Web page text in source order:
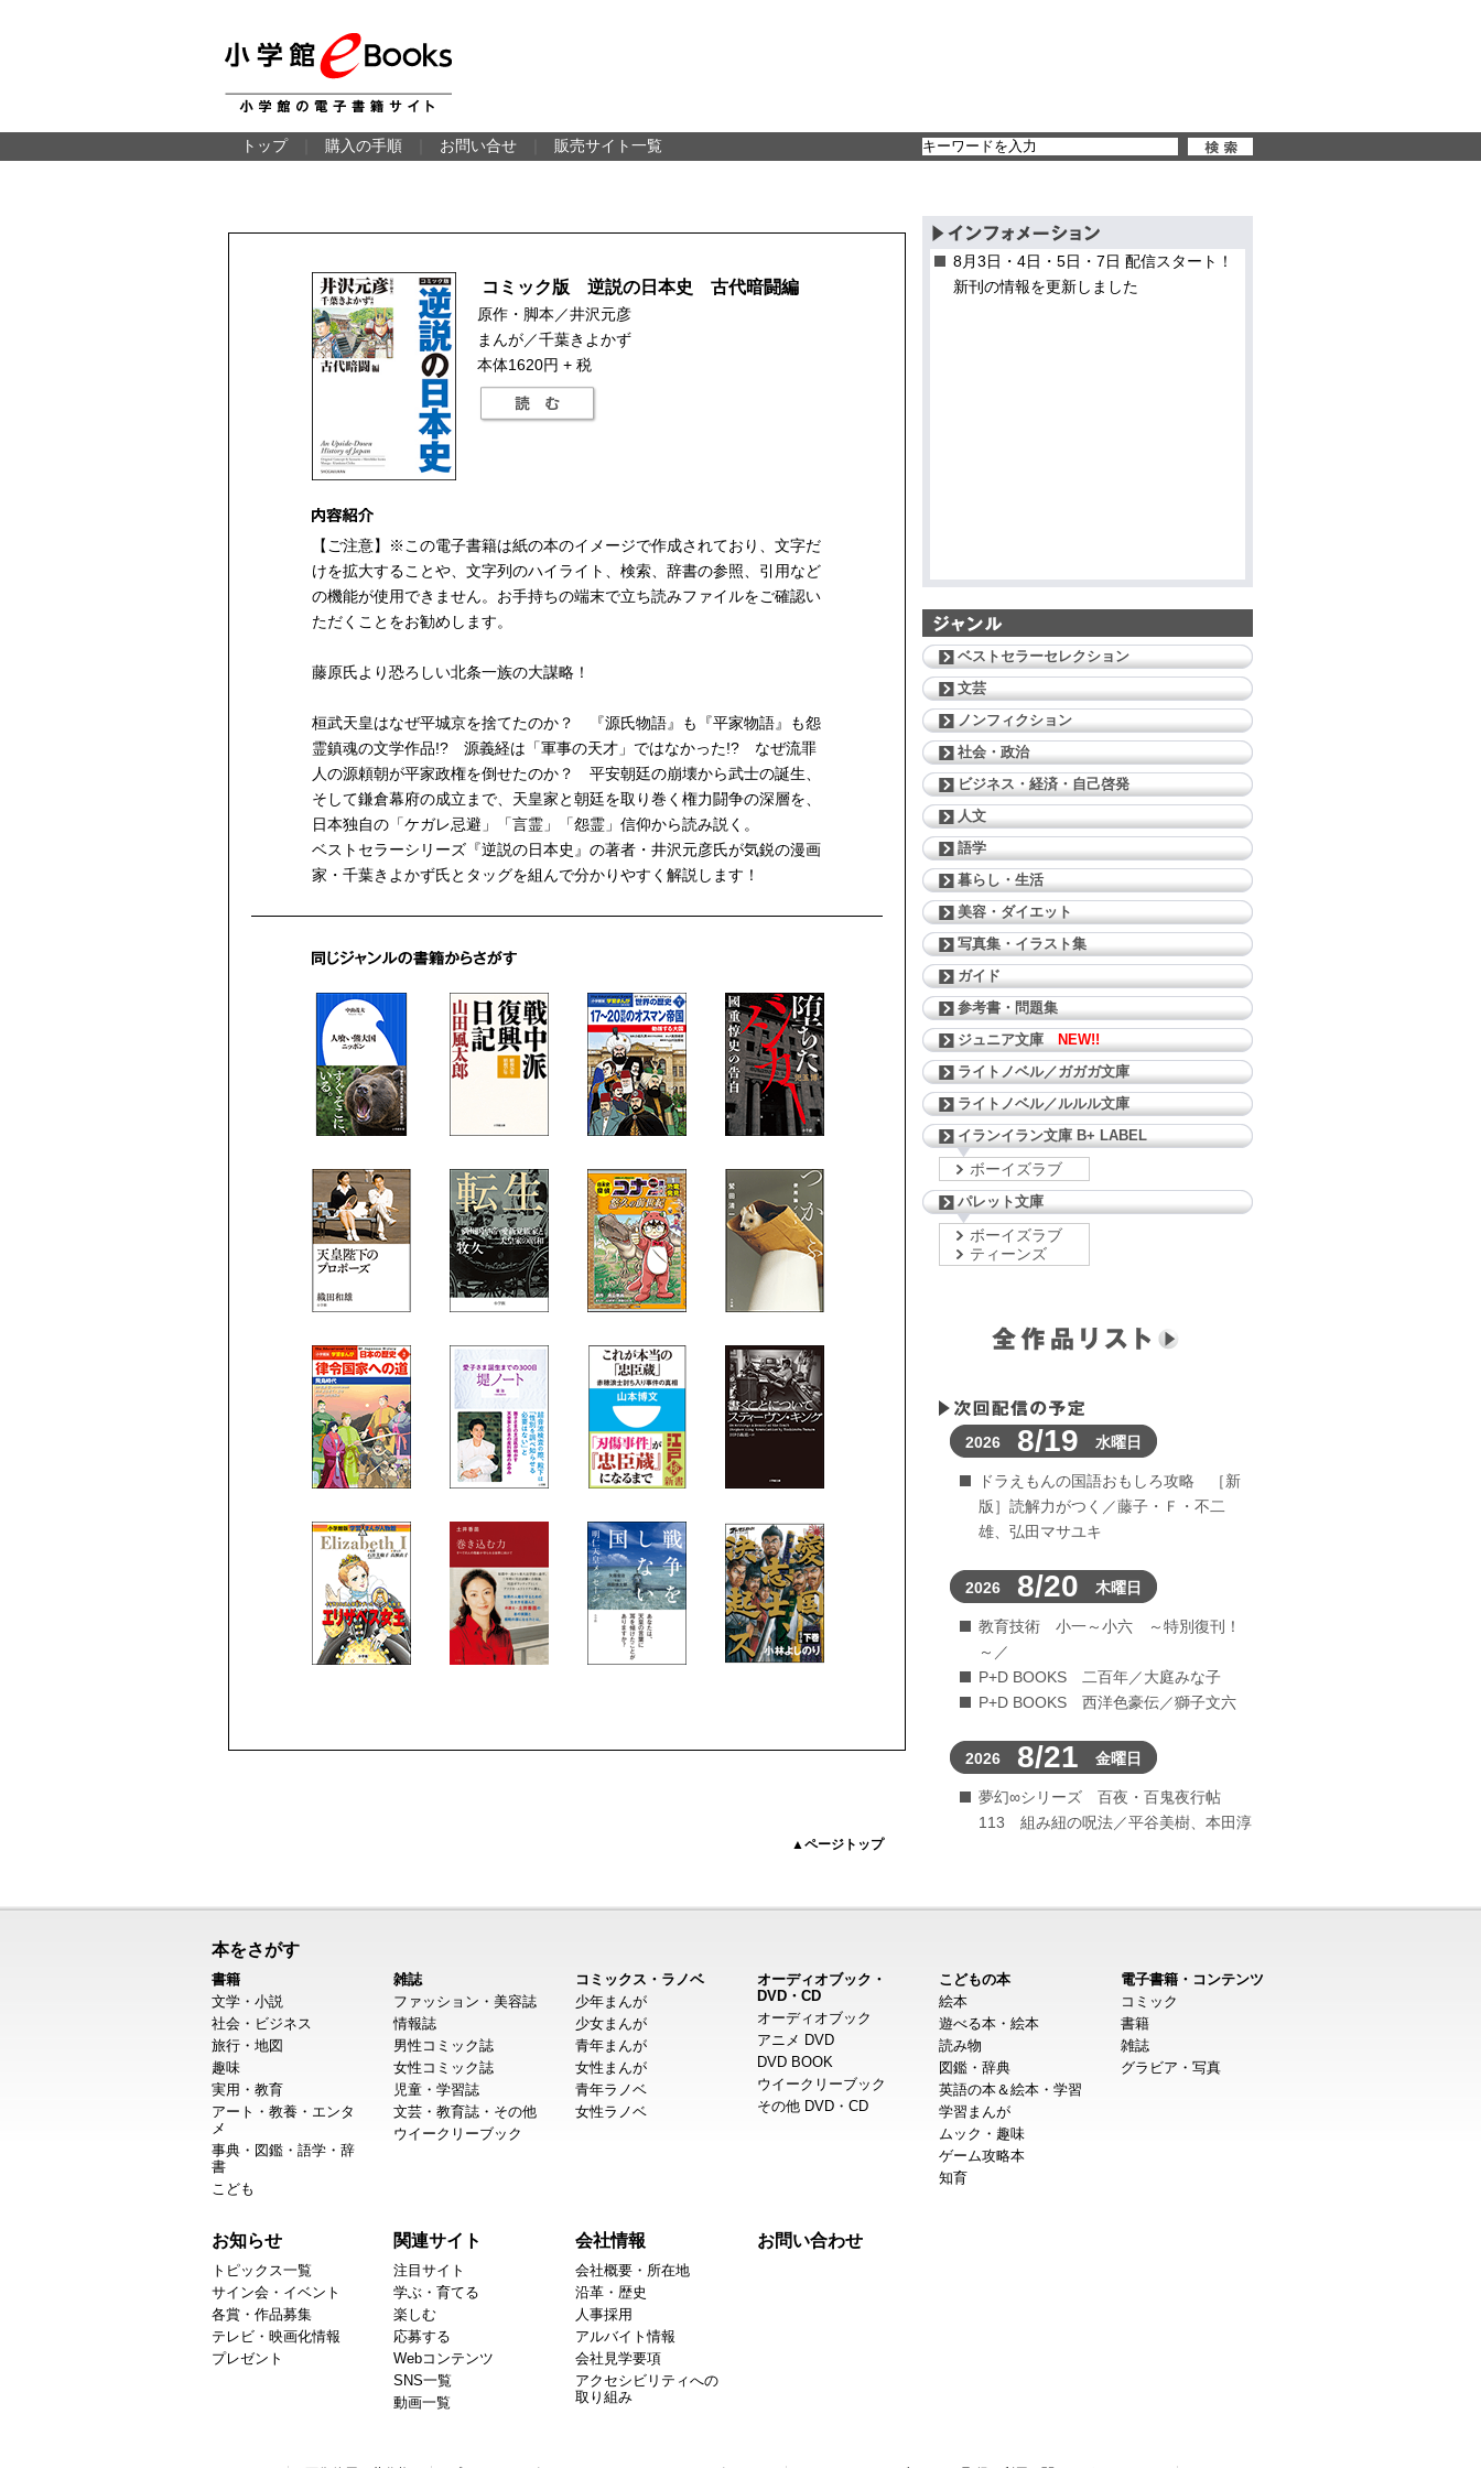
トップ 購入の手順 お問い合せ 販売サイト一覧
コミック版 逆説の日本史 古代暗闘編
原作・脚本／井沢元彦
まんが／千葉きよかず
本体1620円 + 税
【ご注意】※この電子書籍は紙の本のイメージで作成されており、文字だ
けを拡大することや、文字列のハイライト、検索、辞書の参照、引用など
の機能が使用できません。お手持ちの端末で立ち読みファイルをご確認い
ただくことをお勧めします。
藤原氏より恐ろしい北条一族の大謀略！
桓武天皇はなぜ平城京を捨てたのか？ 『源氏物語』も『平家物語』も怨
霊鎮魂の文学作品!? 源義経は「軍事の天才」ではなかった!? なぜ流罪
人の源頼朝が平家政権を倒せたのか？ 平安朝廷の崩壊から武士の誕生、
そして鎌倉幕府の成立まで、天皇家と朝廷を取り巻く権力闘争の深層を、
日本独自の「ケガレ忌避」「言霊」「怨霊」信仰から読み説く。
ベストセラーシリーズ『逆説の日本史』の著者・井沢元彦氏が気鋭の漫画
家・千葉きよかず氏とタッグを組んで分かりやすく解説します！
▲ページトップ
8月3日・4日・5日・7日 配信スタート！
新刊の情報を更新しました
ベストセラーセレクション
文芸
ノンフィクション
社会・政治
ビジネス・経済・自己啓発
人文
語学
暮らし・生活
美容・ダイエット
写真集・イラスト集
ガイド
参考書・問題集
ジュニア文庫
NEW!!
ライトノベル／ガガガ文庫
ライトノベル／ルルル文庫
イランイラン文庫 B+ LABEL
ボーイズラブ
パレット文庫
ボーイズラブ
ティーンズ
2026 8/19 水曜日
ドラえもんの国語おもしろ攻略 ［新
版］読解力がつく／藤子・Ｆ・不二
雄、弘田マサユキ
2026 8/20 木曜日
教育技術 小一～小六 ～特別復刊！
～／
P+D BOOKS 二百年／大庭みな子
P+D BOOKS 西洋色豪伝／獅子文六
2026 8/21 金曜日
夢幻∞シリーズ 百夜・百鬼夜行帖
113 組み紐の呪法／平谷美樹、本田淳
本をさがす
書籍
文学・小説
社会・ビジネス
旅行・地図
趣味
実用・教育
アート・教養・エンタ
メ
事典・図鑑・語学・辞
書
こども
雑誌
ファッション・美容誌
情報誌
男性コミック誌
女性コミック誌
児童・学習誌
文芸・教育誌・その他
ウイークリーブック
コミックス・ラノベ
少年まんが
少女まんが
青年まんが
女性まんが
青年ラノベ
女性ラノベ
オーディオブック・
DVD・CD
オーディオブック
アニメ DVD
DVD BOOK
ウイークリーブック
その他 DVD・CD
こどもの本
絵本
遊べる本・絵本
読み物
図鑑・辞典
英語の本＆絵本・学習
学習まんが
ムック・趣味
ゲーム攻略本
知育
電子書籍・コンテンツ
コミック
書籍
雑誌
グラビア・写真
お知らせ
トピックス一覧
サイン会・イベント
各賞・作品募集
テレビ・映画化情報
プレゼント
関連サイト
注目サイト
学ぶ・育てる
楽しむ
応募する
Webコンテンツ
SNS一覧
動画一覧
会社情報
会社概要・所在地
沿革・歴史
人事採用
アルバイト情報
会社見学要項
アクセシビリティへの
取り組み
お問い合わせ